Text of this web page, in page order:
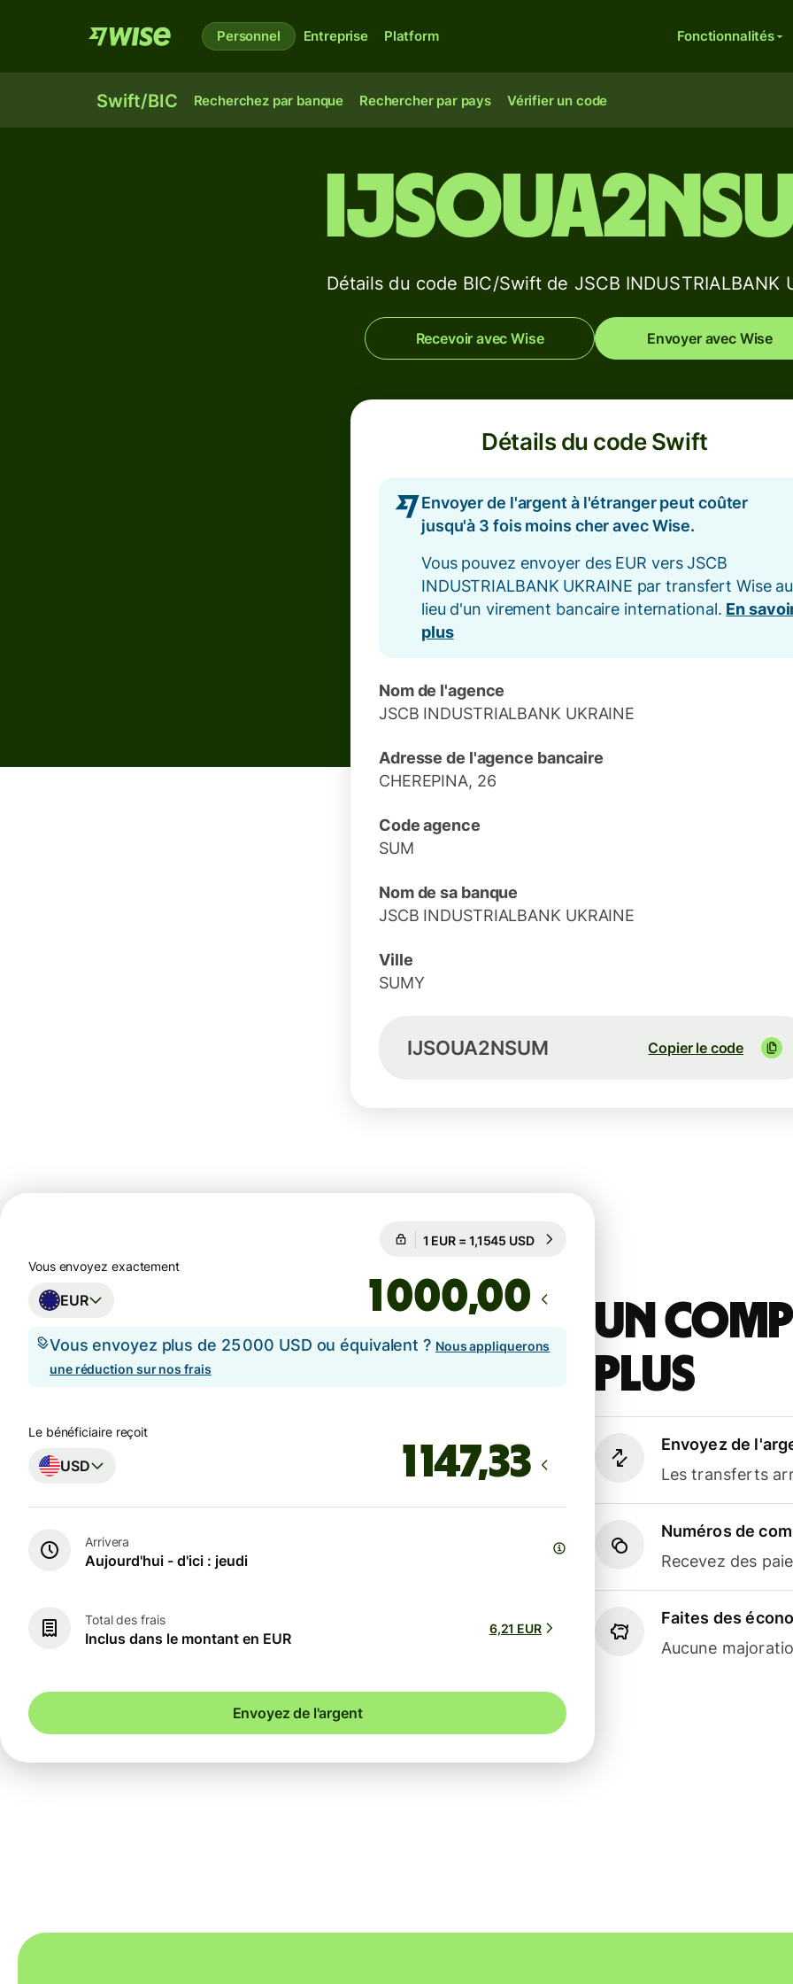
Personnel Entreprise Platform Fonctionnalités
Swift/BIC Recherchez par banque Rechercher par pays Vérifier un code
Détails du code BIC/Swift de JSCB INDUSTRIALBANK
Recevoir avec Wise Envoyer avec Wise
Détails du code Swift
Envoyer de l'argent à l'étranger peut coûter
jusqu'à 3 fois moins cher avec Wise.
Vous pouvez envoyer des EUR vers JSCB
INDUSTRIALBANK UKRAINE par transfert Wise au
lieu d'un virement bancaire international. En
plus
Nom de l'agence
JSCB INDUSTRIALBANK UKRAINE
Adresse de l'agence bancaire
CHEREPINA, 26
Code agence
SUM
Nom de sa banque
JSCB INDUSTRIALBANK UKRAINE
Ville
SUMY
IJSOUA2NSUM Copier le code
Un
plus
Envoyez de
Les transferts
Numéros de
Recevez des
Faites des
Aucune
Garanti pour 32 h
Vous envoyez exactement
EUR ,00
Vous envoyez plus de 25 000 USD ou équivalent ? Nous appliquerons
une réduction sur nos frais
Le bénéficiaire reçoit
USD
Arrivera
Aujourd'hui - d'ici : jeudi
Total des frais
Inclus dans le montant en EUR
6,21 EUR
Envoyez de l'argent